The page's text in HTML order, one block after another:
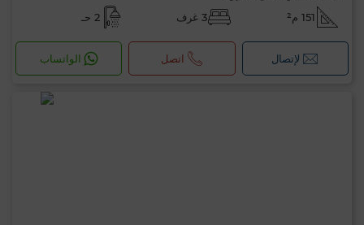
151 م² 3 غرف 2 حـ
لإتصال اتصل الواتساب